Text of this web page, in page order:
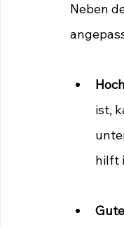
Neben
ist,
hilft